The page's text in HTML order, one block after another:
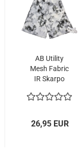
AB Utility
Mesh Fabric
IR Skarpo
26,95 EUR